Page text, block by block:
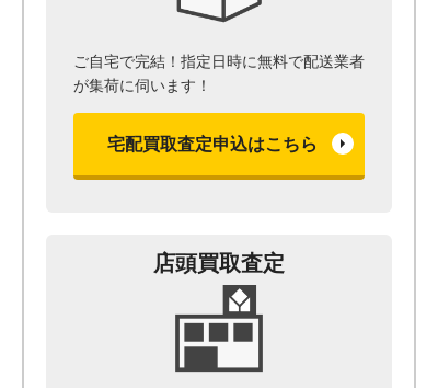
ご自宅で完結！指定日時に無料で配送業者
が集荷に伺います！
宅配買取査定申込はこちら
店頭買取査定